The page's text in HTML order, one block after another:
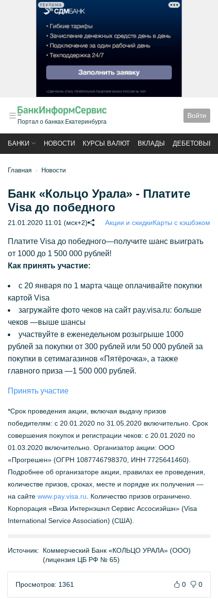
РЕКЛАМА
Портал о банках Екатеринбурга
Войти
БАНКИ НОВОСТИ КУРСЫ ВАЛЮТ ВКЛАДЫ ДЕБЕТОВЫЕ
Главная Новости
Банк «Кольцо Урала» - Платите
Visa до победного
21.01.2020 11:01 (мск+2) Акции и скидкиКарты с кэшбэком
Платите Visa до победного—получите шанс выиграть
от 1000 до 1 500 000 рублей!
Как принять участие:
с 20 января по 1 марта чаще оплачивайте покупки
картой Visa
загружайте фото чеков на сайт pay.visa.ru: больше
чеков —выше шансы
участвуйте в еженедельном розыгрыше 1000
рублей за покупки от 300 рублей или 50 000 рублей за
покупки в сетимагазинов «Пятёрочка», а также
главного приза —1 500 000 рублей.
Принять участие
*Срок проведения акции, включая выдачу призов
победителям: с 20.01.2020 по 31.05.2020 включительно. Срок
совершения покупок и регистрации чеков: с 20.01.2020 по
01.03.2020 включительно. Организатор акции: ООО
«Прогрешен» (ОГРН 1087746798370, ИНН 7725641460).
Подробнее об организаторе акции, правилах ее проведения,
количестве призов, сроках, месте и порядке их получения —
на сайте www.pay.visa.ru . Количество призов ограничено.
Корпорация «Виза Интернэшнл Сервис Ассосиэйшн» (Visa
International Service Association) (США).
Источник:
Коммерческий Банк «КОЛЬЦО УРАЛА» (ООО)
(лицензия ЦБ РФ № 65)
Просмотров: 1361 0 0